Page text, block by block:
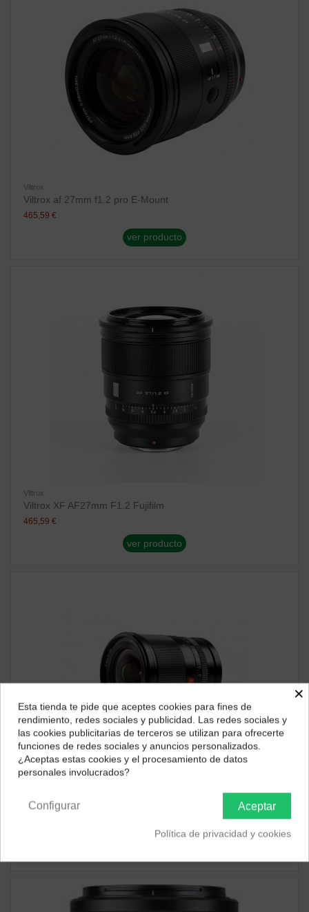
Viltrox
Viltrox af 27mm f1.2 pro E-Mount
465,59 €
ver producto
Viltrox
Viltrox XF AF27mm F1.2 Fujifilm
465,59 €
ver producto
Viltrox AF 13mm F1.4Z Mount
¿Dónde deseas recibir tu pedido?
Selecciona tu ubicación para mostrarte los precios e
impuestos correctos para tu región.
×
Esta tienda te pide que aceptes cookies para fines de
rendimiento, redes sociales y publicidad. Las redes sociales y
las cookies publicitarias de terceros se utilizan para ofrecerte
funciones de redes sociales y anuncios personalizados.
¿Aceptas estas cookies y el procesamiento de datos
personales involucrados?
Aceptar
Configurar
Política de privacidad y cookies